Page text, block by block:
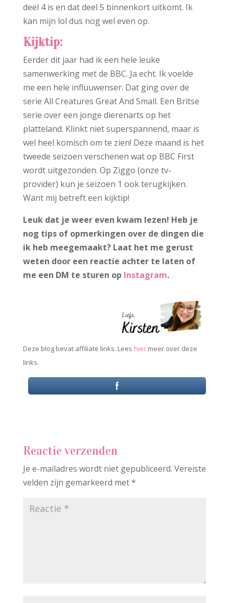
deel 4 is en dat deel 5 binnenkort uitkomt. Ik
kan mijn lol dus nog wel even op.
Kijktip:
Eerder dit jaar had ik een hele leuke
samenwerking met de BBC. Ja echt. Ik voelde
me een hele influuwenser. Dat ging over de
serie All Creatures Great And Small. Een Britse
serie over een jonge dierenarts op het
platteland. Klinkt niet superspannend, maar is
wel heel komisch om te zien! Deze maand is het
tweede seizoen verschenen wat op BBC First
wordt uitgezonden. Op Ziggo (onze tv-
provider) kun je seizoen 1 ook terugkijken.
Want mij betreft een kijktip!
Leuk dat je weer even kwam lezen! Heb je
nog tips of opmerkingen over de dingen die
ik heb meegemaakt? Laat het me gerust
weten door een reactie achter te laten of
me een DM te sturen op Instagram.
Deze blog bevat affiliate links. Lees hiermeer over deze
links.
Reactie verzenden
Je e-mailadres wordt niet gepubliceerd. Vereiste
velden zijn gemarkeerd met*